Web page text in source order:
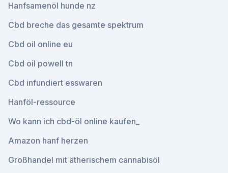
Hanfsamenöl hunde nz
Cbd breche das gesamte spektrum
Cbd oil online eu
Cbd oil powell tn
Cbd infundiert esswaren
Hanföl-ressource
Wo kann ich cbd-öl online kaufen_
Amazon hanf herzen
Großhandel mit ätherischem cannabisöl